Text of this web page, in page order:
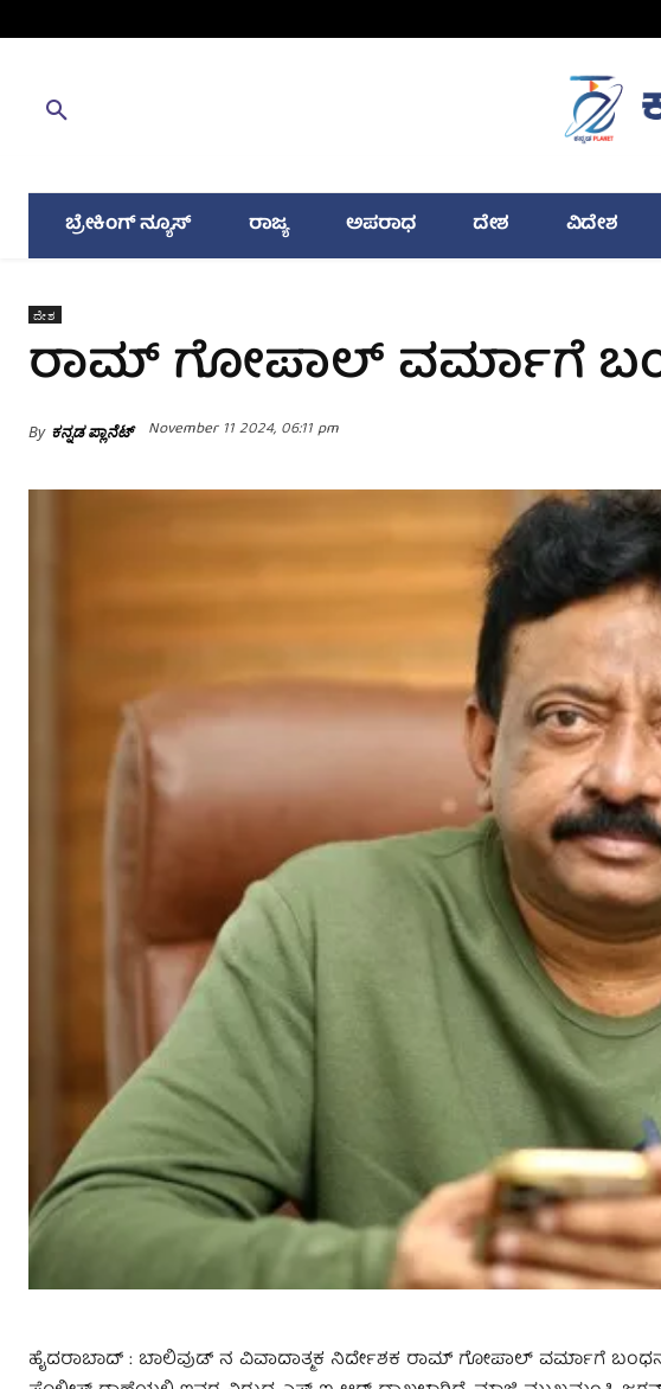
ಬ್ರೇಕಿಂಗ್ ನ್ಯೂಸ್ ರಾಜ್ಯ ಅಪರಾಧ ದೇಶ ವಿದೇಶ
ದೇಶ
ರಾಮ್ ಗೋಪಾಲ್ ವರ್ಮಾಗೆ
By ಕನ್ನಡ ಪ್ಲಾನೆಟ್ November 11 2024, 06:11 pm
ಹೈದರಾಬಾದ್ : ಬಾಲಿವುಡ್ ನ ವಿವಾದಾತ್ಮಕ ನಿರ್ದೇಶಕ ರಾಮ್ ಗೋಪಾಲ್ ವರ್ಮಾಗೆ